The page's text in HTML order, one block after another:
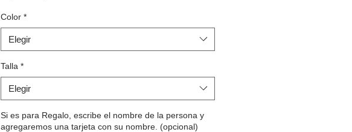
Color *
Elegir
Talla *
Elegir
Si es para Regalo, escribe el nombre de la persona y
agregaremos una tarjeta con su nombre. (opcional)